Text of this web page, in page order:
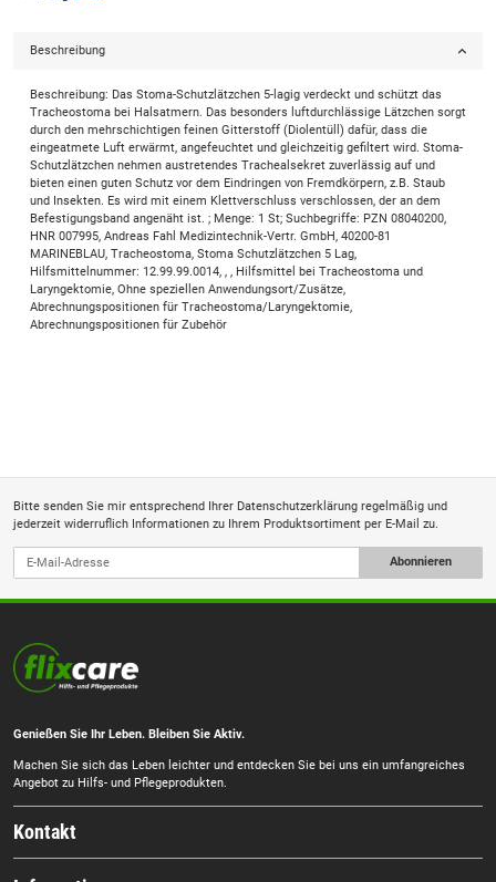
Beschreibung
Beschreibung: Das Stoma-Schutzlätzchen 5-lagig verdeckt und schützt das
Tracheostoma bei Halsatmern. Das besonders luftdurchlässige Lätzchen sorgt
durch den mehrschichtigen feinen Gitterstoff (Diolentüll) dafür, dass die
eingeatmete Luft erwärmt, angefeuchtet und gleichzeitig gefiltert wird. Stoma-
Schutzlätzchen nehmen austretendes Trachealsekret zuverlässig auf und
bieten einen guten Schutz vor dem Eindringen von Fremdkörpern, z.B. Staub
und Insekten. Es wird mit einem Klettverschluss verschlossen, der an dem
Befestigungsband angenäht ist. ; Menge: 1 St; Suchbegriffe: PZN 08040200,
HNR 007995, Andreas Fahl Medizintechnik-Vertr. GmbH, 40200-81
MARINEBLAU, Tracheostoma, Stoma Schutzlätzchen 5 Lag,
Hilfsmittelnummer: 12.99.99.0014, , , Hilfsmittel bei Tracheostoma und
Laryngektomie, Ohne speziellen Anwendungsort/Zusätze,
Abrechnungspositionen für Tracheostoma/Laryngektomie,
Abrechnungspositionen für Zubehör
Bitte senden Sie mir entsprechend Ihrer Datenschutzerklärung regelmäßig und
jederzeit widerruflich Informationen zu Ihrem Produktsortiment per E-Mail zu.
Abonnieren
Genießen Sie Ihr Leben. Bleiben Sie Aktiv.
Machen Sie sich das Leben leichter und entdecken Sie bei uns ein umfangreiches
Angebot zu Hilfs- und Pflegeprodukten.
Kontakt